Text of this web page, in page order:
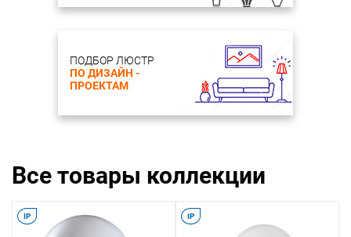
ПОДБОР ЛЮСТР
ПО ДИЗАЙН -
ПРОЕКТАМ
Все товары коллекции
IP IP